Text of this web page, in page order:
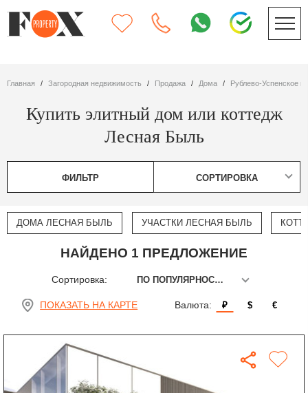
Главная Загородная недвижимость Продажа дома Рублево-Успенское
Купить элитный дом или коттедж
Лесная Быль
ФИЛЬТР СОРТИРОВКА
ДОМА ЛЕСНАЯ БЫЛЬ УЧАСТКИ ЛЕСНАЯ БЫЛЬ
НАЙДЕНО 1 ПРЕДЛОЖЕНИЕ
Сортировка: ПО ПОПУЛЯРНОСТИ
ПОКАЗАТЬ НА КАРТЕ Валюта: ₽ $ €